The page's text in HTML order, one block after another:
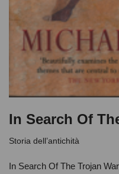
In Search Of
Storia dell’antichità
In Search Of The Trojan